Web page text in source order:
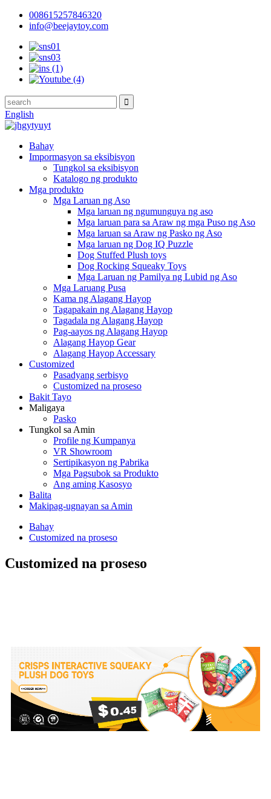
008615257846320
info@beejaytoy.com
English
Bahay
Impormasyon sa eksibisyon
Tungkol sa eksibisyon
Katalogo ng produkto
Mga produkto
Mga Laruan ng Aso
Mga laruan ng ngumunguya ng aso
Mga laruan para sa Araw ng mga Puso ng Aso
Mga laruan sa Araw ng Pasko ng Aso
Mga laruan ng Dog IQ Puzzle
Dog Stuffed Plush toys
Dog Rocking Squeaky Toys
Mga Laruan ng Pamilya ng Lubid ng Aso
Mga Laruang Pusa
Kama ng Alagang Hayop
Tagapakain ng Alagang Hayop
Tagadala ng Alagang Hayop
Pag-aayos ng Alagang Hayop
Alagang Hayop Gear
Alagang Hayop Accessary
Customized
Pasadyang serbisyo
Customized na proseso
Bakit Tayo
Maligaya
Pasko
Tungkol sa Amin
Profile ng Kumpanya
VR Showroom
Sertipikasyon ng Pabrika
Mga Pagsubok sa Produkto
Ang aming Kasosyo
Balita
Makipag-ugnayan sa Amin
Bahay
Customized na proseso
Customized na proseso